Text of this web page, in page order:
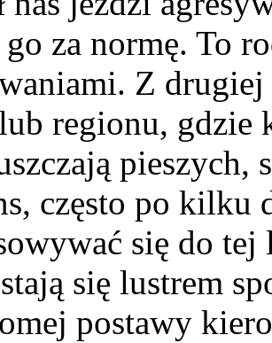
za normę. To
Z
regionu, gdzie
często po kilku
się do
się lustrem
postawy